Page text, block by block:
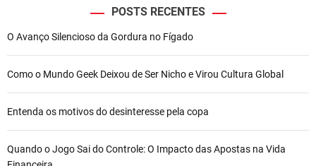
POSTS RECENTES
O Avanço Silencioso da Gordura no Fígado
Como o Mundo Geek Deixou de Ser Nicho e Virou Cultura Global
Entenda os motivos do desinteresse pela copa
Quando o Jogo Sai do Controle: O Impacto das Apostas na Vida